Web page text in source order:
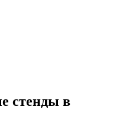
стенды в